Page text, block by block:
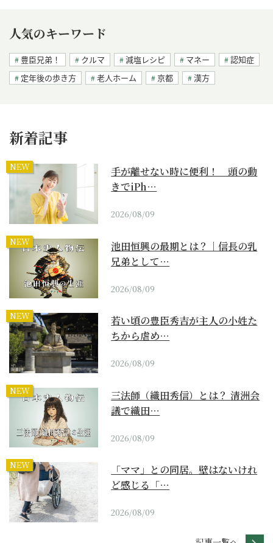
人気のキーワード
豊臣兄弟！ クルマ 減塩レシピ マネー
認知症
定年後の歩き方
老人ホーム 京都 漢方
新着記事
NEW
手が離せない時に便利！ 頭の動
きでiPh…
2026/08/09
NEW
池田恒興の最期とは？｜信長の乳
兄弟として…
2026/08/09
NEW
若い頃の豊臣秀吉が主人の小姓た
ちから虐め…
2026/08/09
NEW
三法師（織田秀信）とは？ 清洲会
議で織田…
2026/08/09
NEW
「ママ」との同居。壁はないけれ
ど感じる「…
2026/08/09